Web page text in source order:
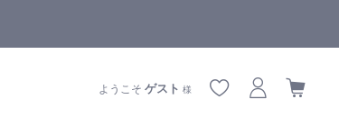
ようこそゲスト 様